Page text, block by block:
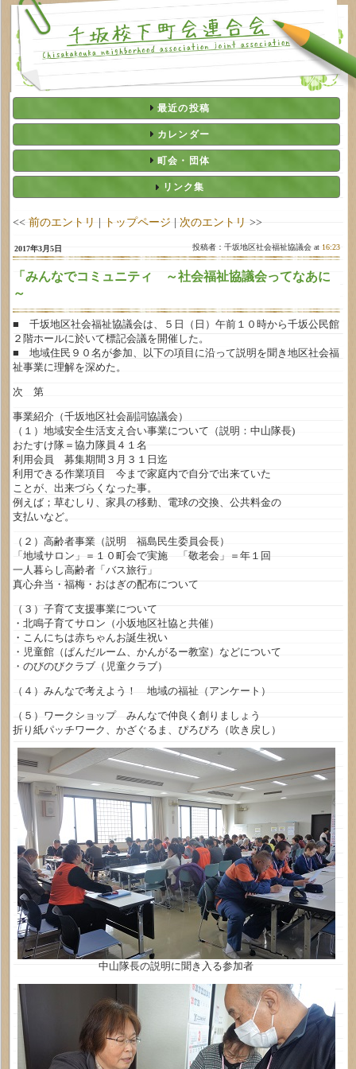
最近の投稿
カレンダー
町会・団体
リンク集
<< 前のエントリ | トップページ | 次のエントリ >>
2017年3月5日 投稿者：千坂地区社会福祉協議会 at 16:23
「みんなでコミュニティ ～社会福祉協議会ってなあに
～
■ 千坂地区社会福祉協議会は、５日（日）午前１０時から千坂公民館
２階ホールに於いて標記会議を開催した。
■ 地域住民９０名が参加、以下の項目に沿って説明を聞き地区社会福
祉事業に理解を深めた。
次 第
事業紹介（千坂地区社会副詞協議会）
（１）地域安全生活支え合い事業について（説明：中山隊長)
おたすけ隊＝協力隊員４１名
利用会員 募集期間３月３１日迄
利用できる作業項目 今まで家庭内で自分で出来ていた
ことが、出来づらくなった事。
例えば；草むしり、家具の移動、電球の交換、公共料金の
支払いなど。
（２）高齢者事業（説明 福島民生委員会長）
「地域サロン」＝１０町会で実施 「敬老会」＝年１回
一人暮らし高齢者「バス旅行」
真心弁当・福梅・おはぎの配布について
（３）子育て支援事業について
・北鳴子育てサロン（小坂地区社協と共催）
・こんにちは赤ちゃんお誕生祝い
・児童館（ぱんだルーム、かんがるー教室）などについて
・のびのびクラブ（児童クラブ）
（４）みんなで考えよう！ 地域の福祉（アンケート）
（５）ワークショップ みんなで仲良く創りましょう
折り紙パッチワーク、かざぐるま、ぴろぴろ（吹き戻し）
中山隊長の説明に聞き入る参加者